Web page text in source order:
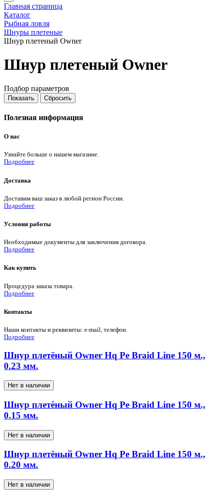
Главная страница
Каталог
Рыбная ловля
Шнуры плетеные
Шнур плетеный Owner
Шнур плетеный Owner
Подбор параметров
Полезная информация
О нас
Узнайте больше о нашем магазине.
Подробнее
Доставка
Доставим ваш заказ в любой регион России.
Подробнее
Условия работы
Необходимые документы для заключения договора.
Подробнее
Как купить
Процедура заказа товара.
Подробнее
Контакты
Наши контакты и реквизиты: e-mail, телефон.
Подробнее
Шнур плетёный Owner Hq Pe Braid Line 150 м.,
0.23 мм.
Нет в наличии
Шнур плетёный Owner Hq Pe Braid Line 150 м.,
0.15 мм.
Нет в наличии
Шнур плетёный Owner Hq Pe Braid Line 150 м.,
0.20 мм.
Нет в наличии